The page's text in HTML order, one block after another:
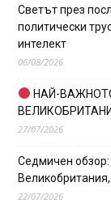
Светът през
политически
интелект
06/08/2026
НАЙ-
27/07/2026
Седмичен
22/07/2026